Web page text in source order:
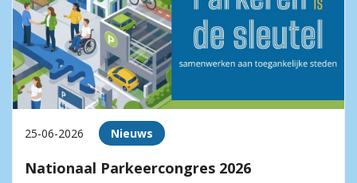
25-06-2026 Nieuws
Nationaal Parkeercongres 2026